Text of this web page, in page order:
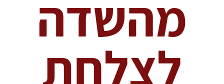
מהשדה
לצלחת